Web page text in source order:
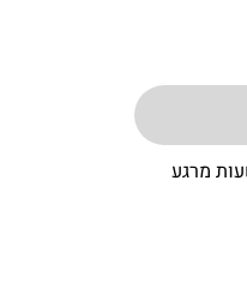
ודרום משלוח באותו היום או 24 שעות מרגע